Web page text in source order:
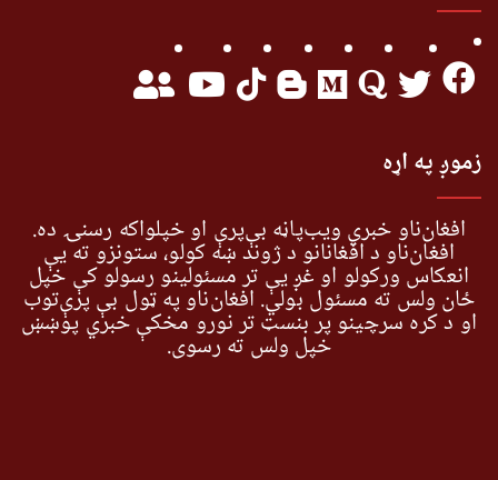
زموږ په اړه
افغان‌ناو خبري ویب‌پاڼه بې‌پرې او خپلواکه رسنۍ ده.
افغان‌ناو د افغانانو د ژوند ښه کولو، ستونزو ته یې
انعکاس ورکولو او غږ یې تر مسئولینو رسولو کې خپل
ځان ولس ته مسئول بولي. افغان‌ناو په ټول بې پرې‌توب
او د کره سرچینو پر بنسټ تر نورو مخکې خبري پوښښ
خپل ولس ته رسوي.